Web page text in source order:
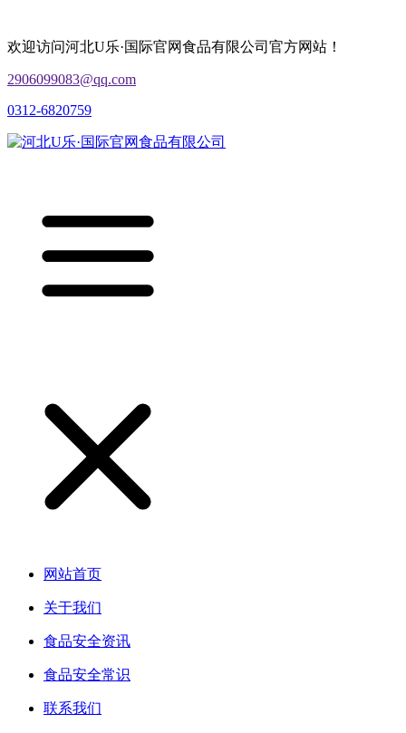
欢迎访问河北U乐·国际官网食品有限公司官方网站！
2906099083@qq.com
0312-6820759
网站首页
关于我们
食品安全资讯
食品安全常识
联系我们